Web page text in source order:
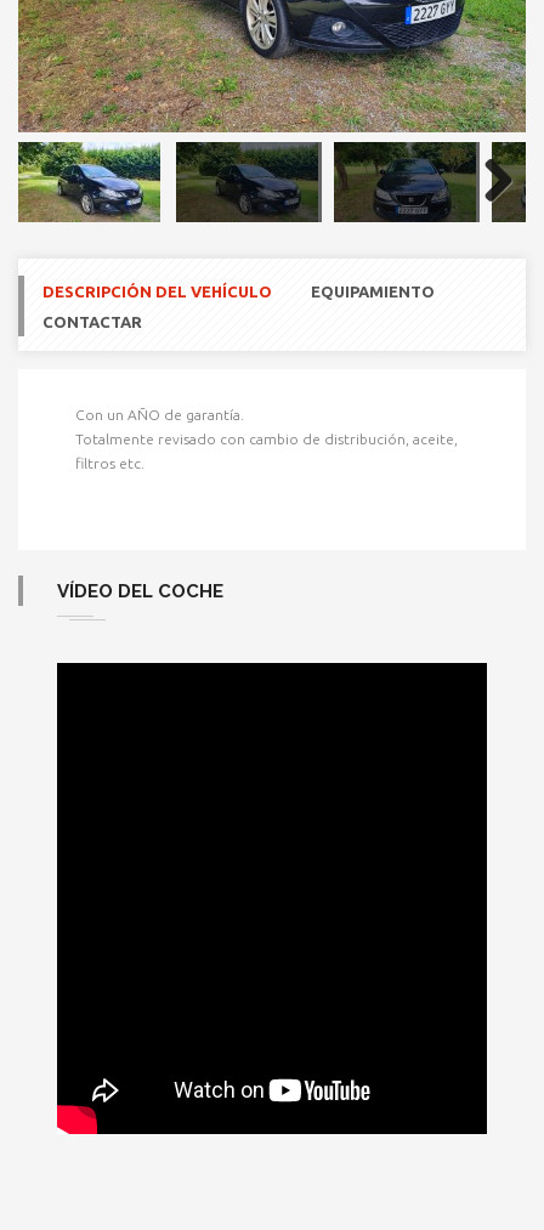
Next
DESCRIPCIÓN DEL VEHÍCULO
EQUIPAMIENTO
CONTACTAR
Con un AÑO de garantía.
Totalmente revisado con cambio de distribución, aceite,
filtros etc.
VÍDEO DEL COCHE